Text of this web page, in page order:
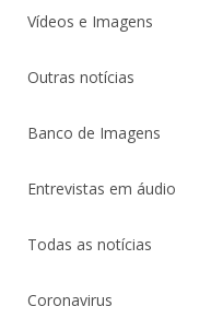
Vídeos e Imagens
Outras notícias
Banco de Imagens
Entrevistas em áudio
Todas as notícias
Coronavirus